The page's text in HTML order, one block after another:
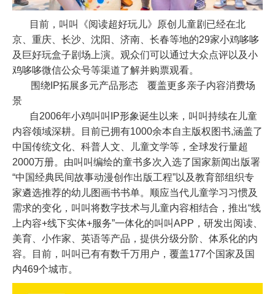
目前，叫叫《阅读超好玩儿》原创儿童剧已经在北
京、重庆、长沙、沈阳、济南、长春等地的29家小鸡哆哆
及巨好玩盒子剧场上演。观众们可以通过大众点评以及小
鸡哆哆微信公众号等渠道了解并购票观看。
围绕 IP拓展多元产品形态
覆盖更多亲子内容消费场
景
自2006年小鸡叫叫 IP形象诞生以来，叫叫持续在儿童
内容领域深耕。目前已拥有1000余本自主版权图书,涵盖了
中国传统文化、科普人文、儿童文学等，全球发行量超
2000万册。由叫叫编绘的童书多次入选了国家新闻出版署
“中国经典民间故事动漫创作出版工程”以及教育部组织专
家遴选推荐的幼儿图画书书单。顺应当代儿童学习习惯及
需求的变化，叫叫将数字技术与儿童内容相结合，推出“线
上内容+线下实体+服务”一体化的叫叫APP ，研发出阅读、
美育、小作家、英语等产品，提供分级分阶、体系化的内
容。目前，叫叫已有有数千万用户，覆盖177个国家及国
内469个城市。